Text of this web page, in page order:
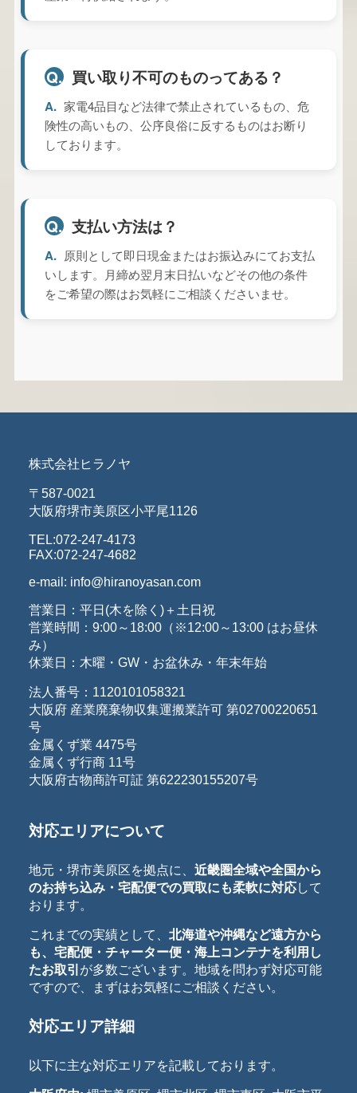
Q. 買い取り不可のものってある？
A. 家電4品目など法律で禁止されているもの、危
険性の高いもの、公序良俗に反するものはお断り
しております。
Q. 支払い方法は？
A. 原則として即日現金またはお振込みにてお支払
いします。月締め翌月末日払いなどその他の条件
をご希望の際はお気軽にご相談くださいませ。
株式会社ヒラノヤ
〒587-0021
大阪府堺市美原区小平尾1126
TEL:072-247-4173
FAX:072-247-4682
e-mail: info@hiranoyasan.com
営業日：平日(木を除く)＋土日祝
営業時間：9:00～18:00（※12:00～13:00 はお昼休
み）
休業日：木曜・GW・お盆休み・年末年始
法人番号：1120101058321
大阪府 産業廃棄物収集運搬業許可 第02700220651
号
金属くず業 4475号
金属くず行商 11号
大阪府古物商許可証 第622230155207号
対応エリアについて
地元・堺市美原区を拠点に、 近畿圏全域や全国から
のお持ち込み・宅配便での買取にも柔軟に対応して
おります。
これまでの実績として、 北海道や沖縄など遠方から
も、宅配便・チャーター便・海上コンテナを利用し
たお取引 が多数ございます。地域を問わず対応可能
ですので、まずはお気軽にご相談ください。
対応エリア詳細
以下に主な対応エリアを記載しております。